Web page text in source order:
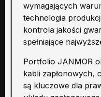
wymagających
technologia
kontrola jakości
spełniające
Portfolio JANMOR
kabli zapłonowych,
są kluczowe dla